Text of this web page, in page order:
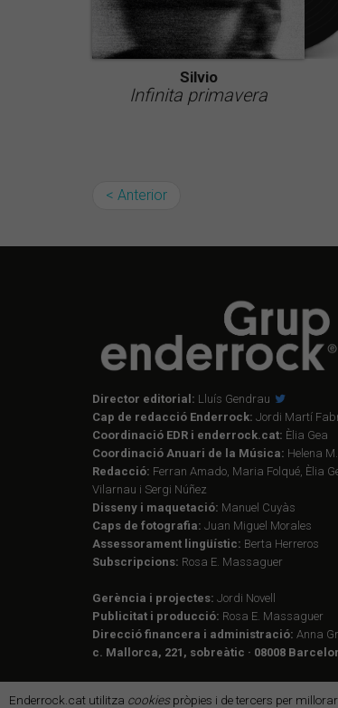
Enderrock.cat utilitza cookiespròpies i de tercers per
Silvio
Infinita primavera
< Anterior
Director editorial: Lluís Gendrau
Cap de redacció Enderrock: Jordi Martí
Coordinació EDR i enderrock.cat: Èlia Gea
Coordinació Anuari de la Música: Helena
Redacció: Ferran Amado, Maria Folqué, Èlia
Vilarnau i Sergi Núñez
Disseny i maquetació: Manuel Cuyàs
Caps de fotografia: Juan Miguel Morales
Assessorament lingüístic: Berta Herreros
Subscripcions: Rosa E. Massaguer
Gerència i projectes: Jordi Novell
Publicitat i producció: Rosa E. Massaguer
Direcció financera i administració: Anna
c. Mallorca, 221, sobreàtic · 08008